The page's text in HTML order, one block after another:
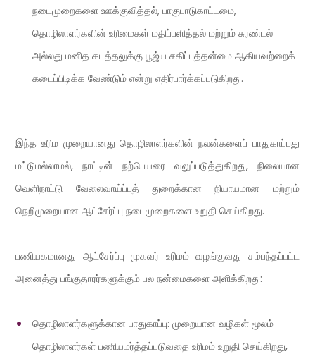
நடைமுறைகளை ஊக்குவித்தல், பாகுபாடுகாட்டமை,
தொழிலாளர்களின் உரிமைகள் மதிப்பளித்தல் மற்றும் சுரண்டல்
அல்லது மனித கடத்தலுக்கு பூஜ்ய சகிப்புத்தன்மை ஆகியவற்றைக்
கடைப்பிடிக்க வேண்டும் என்று எதிர்பார்க்கப்படுகிறது.
இந்த உரிம முறையானது தொழிலாளர்களின் நலன்களைப் பாதுகாப்பது
மட்டுமல்லாமல், நாட்டின் நற்பெயரை வலுப்படுத்துகிறது, நிலையான
வெளிநாட்டு வேலைவாய்ப்புத் துறைக்கான நியாயமான மற்றும்
நெறிமுறையான ஆட்சேர்ப்பு நடைமுறைகளை உறுதி செய்கிறது.
பணியகமானது ஆட்சேர்ப்பு முகவர் உரிமம் வழங்குவது சம்பந்தப்பட்ட
அனைத்து பங்குதாரர்களுக்கும் பல நன்மைகளை அளிக்கிறது:
தொழிலாளர்களுக்கான பாதுகாப்பு: முறையான வழிகள் மூலம்
தொழிலாளர்கள் பணியமர்த்தப்படுவதை உரிமம் உறுதி செய்கிறது,